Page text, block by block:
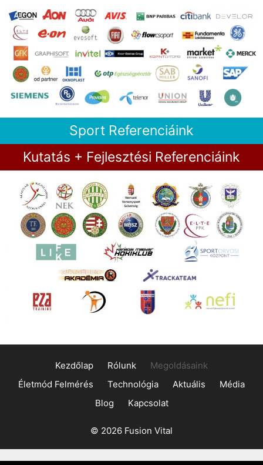
Sport Referenciáink
Kutatás + Fejlesztési Referenciáink
Kezdőlap Rólunk
Megoldásaink
Életmód Felmérés
Technológia Aktuális
Média
Blog
Kapcsolat
© 2026 Fusion Vital